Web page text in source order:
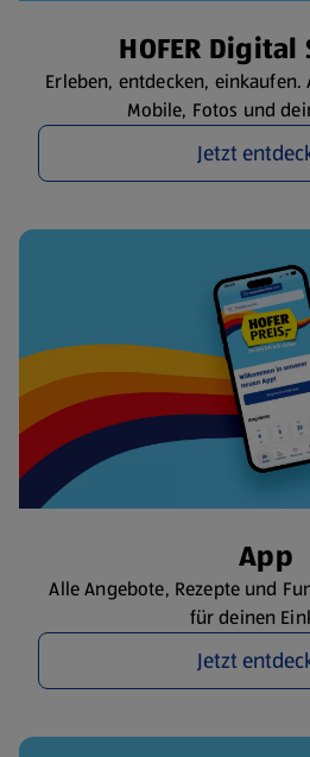
HOFER Digital
Erleben, entdecken, einkaufen.
Mobile, Fotos und
Jetzt
App
Alle Angebote, Rezepte und
für deinen
Jetzt